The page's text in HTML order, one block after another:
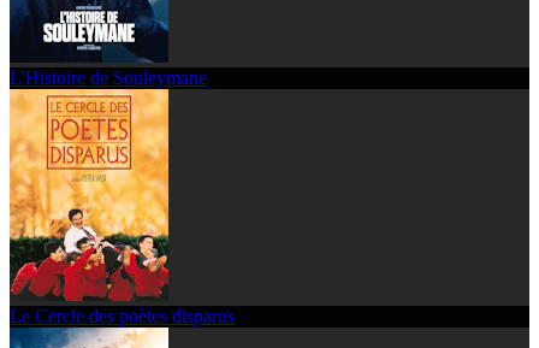
L'Histoire de Souleymane
Le Cercle des poètes disparus